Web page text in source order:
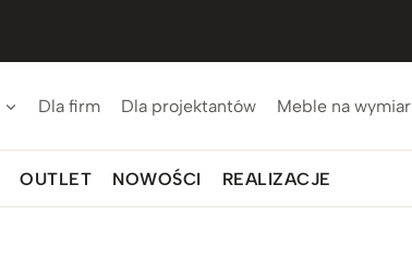
Dla firm Dla projektantów Meble na wymiar
OUTLET NOWOŚCI REALIZACJE